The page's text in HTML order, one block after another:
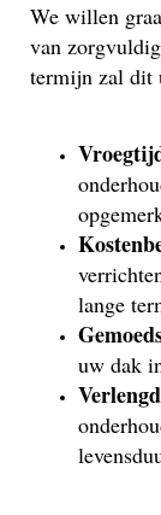
We willen
van
termijn zal dit
lange
uw dak